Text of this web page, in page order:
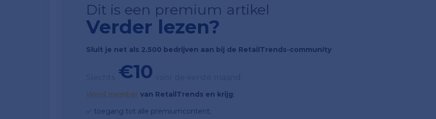
Dit is een premium artikel
Verder lezen?
Sluit je net als 2.500 bedrijven aan bij de RetailTrends-community
€10
Word member van RetailTrends en krijg;
✅ toegang tot alle premiumcontent;